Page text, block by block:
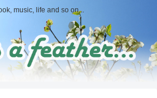
music, life and so on...